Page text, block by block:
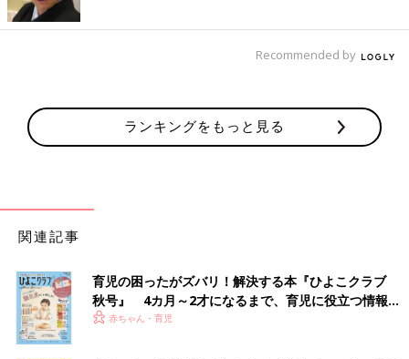
Recommended by
ランキングをもっと見る
関連記事
育児の困ったがズバリ！解決する本『ひよこクラブ
秋号』 4カ月～2才になるまで、育児に役立つ情報が
いっぱい！
赤ちゃん・育児